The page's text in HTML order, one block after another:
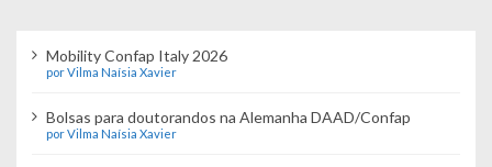
Mobility Confap Italy 2026
por Vilma Naísia Xavier
Bolsas para doutorandos na Alemanha DAAD/Confap
por Vilma Naísia Xavier